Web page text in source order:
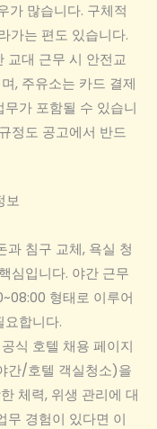
가 많습니다. 구체적
가는 편도 있습니다.
교대 근무 시 안전교
, 주유소는 카드 결제
가 포함될 수 있습니
정도 공고에서 반드
보
과 침구 교체, 욕실 청
심입니다. 야간 근무
형태로 이루어
요합니다.
식 호텔 채용 페이지
간/호텔 객실청소)을
체력, 위생 관리에 대
무 경험이 있다면 이